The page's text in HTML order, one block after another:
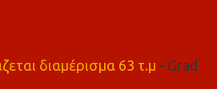
διαμέρισμα 63 τ.μ - Grad